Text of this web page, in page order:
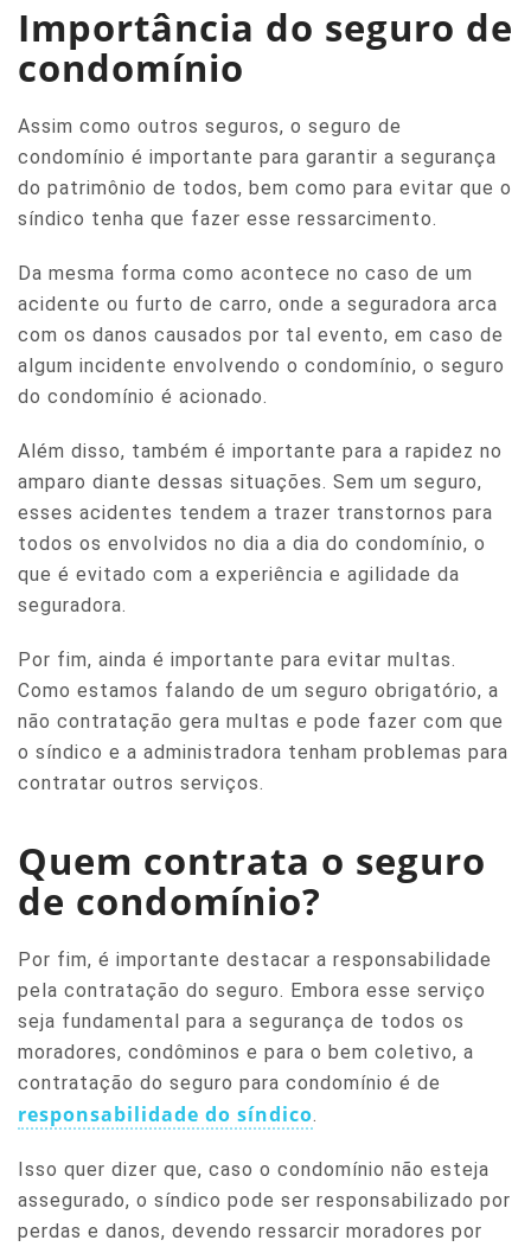
Importância do seguro de
condomínio
Assim como outros seguros, o seguro de
condomínio é importante para garantir a segurança
do patrimônio de todos, bem como para evitar que o
síndico tenha que fazer esse ressarcimento.
Da mesma forma como acontece no caso de um
acidente ou furto de carro, onde a seguradora arca
com os danos causados por tal evento, em caso de
algum incidente envolvendo o condomínio, o seguro
do condomínio é acionado.
Além disso, também é importante para a rapidez no
amparo diante dessas situações. Sem um seguro,
esses acidentes tendem a trazer transtornos para
todos os envolvidos no dia a dia do condomínio, o
que é evitado com a experiência e agilidade da
seguradora.
Por fim, ainda é importante para evitar multas.
Como estamos falando de um seguro obrigatório, a
não contratação gera multas e pode fazer com que
o síndico e a administradora tenham problemas para
contratar outros serviços.
Quem contrata o seguro
de condomínio?
Por fim, é importante destacar a responsabilidade
pela contratação do seguro. Embora esse serviço
seja fundamental para a segurança de todos os
moradores, condôminos e para o bem coletivo, a
contratação do seguro para condomínio é de
responsabilidade do síndico.
Isso quer dizer que, caso o condomínio não esteja
assegurado, o síndico pode ser responsabilizado por
perdas e danos, devendo ressarcir moradores por